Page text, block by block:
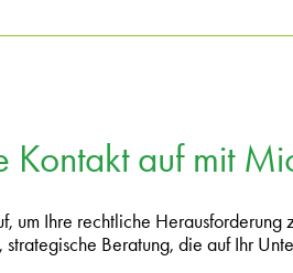
Kontakt auf mit
um Ihre rechtliche Herausforderung
Beratung, die auf Ihr